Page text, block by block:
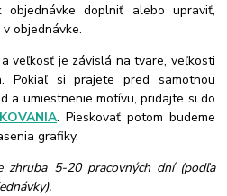
doplniť alebo upraviť,
objednávke.
veľkosť je závislá na tvare, veľkosti
Pokiaľ si prajete pred samotnou
a umiestnenie motívu, pridajte si do
. Pieskovať potom budeme
grafiky.
zhruba 5-20 pracovných dní (podľa